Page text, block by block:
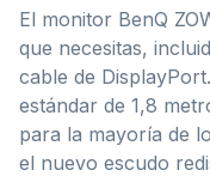
El monitor BenQ
que necesitas,
cable de
estándar de 1,8
para la mayoría de
el nuevo escudo